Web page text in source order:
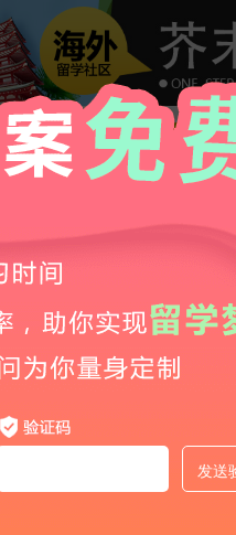
全攻略！新加坡留学